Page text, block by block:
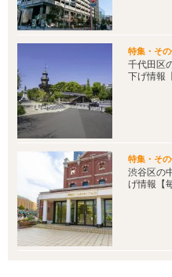
特集・そ
千代田区
下げ情報
特集・そ
渋谷区の
げ情報【